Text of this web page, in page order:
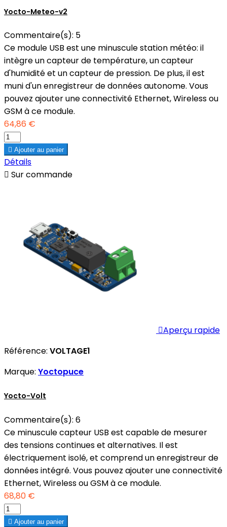
Yocto-Meteo-v2
Commentaire(s): 5
Ce module USB est une minuscule station météo: il
intègre un capteur de température, un capteur
d'humidité et un capteur de pression. De plus, il est
muni d'un enregistreur de données autonome. Vous
pouvez ajouter une connectivité Ethernet, Wireless ou
GSM à ce module.
64,86 €
 Ajouter au panier
Détails
 Sur commande
Aperçu rapide
Référence: VOLTAGE1
Marque: Yoctopuce
Yocto-Volt
Commentaire(s): 6
Ce minuscule capteur USB est capable de mesurer
des tensions continues et alternatives. Il est
électriquement isolé, et comprend un enregistreur de
données intégré. Vous pouvez ajouter une connectivité
Ethernet, Wireless ou GSM à ce module.
68,80 €
 Ajouter au panier